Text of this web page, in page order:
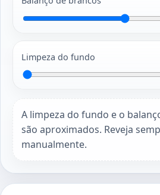
Limpeza do fundo
A limpeza do fundo e o
são aproximados. Reveja
manualmente.